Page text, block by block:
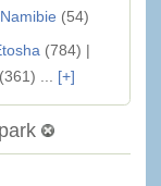
Namibie (54)
(784) |
... [+]